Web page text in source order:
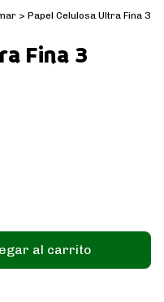
> Papel Celulosa Ultra Fina 3
Fina 3